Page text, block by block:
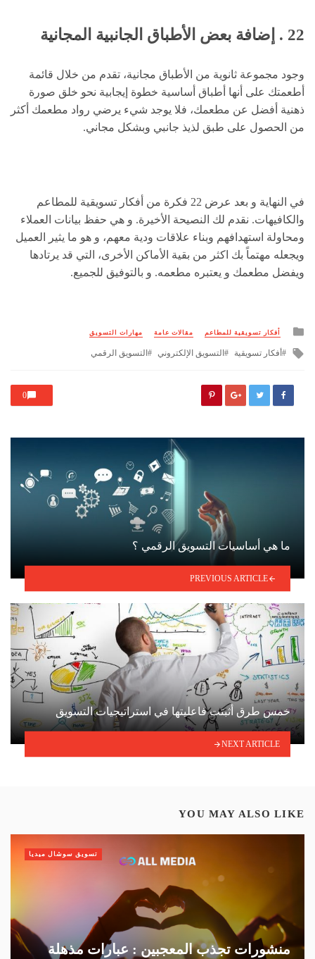
22 . إضافة بعض الأطباق الجانبية المجانية
وجود مجموعة ثانوية من الأطباق مجانية، تقدم من خلال قائمة
أطعمتك على أنها أطباق أساسية خطوة إيجابية نحو خلق صورة
ذهنية أفضل عن مطعمك، فلا يوجد شيء يرضي رواد مطعمك أكثر
من الحصول على طبق لذيذ جانبي وبشكل مجاني.
في النهاية و بعد عرض 22 فكرة من أفكار تسويقية للمطاعم
والكافيهات. نقدم لك النصيحة الأخيرة. و هي حفظ بيانات العملاء
ومحاولة استهدافهم وبناء علاقات ودية معهم، و هو ما يثير العميل
ويجعله مهتماً بك اكثر من بقية الأماكن الأخرى، التي قد يرتادها
ويفضل مطعمك و يعتبره مطعمه. و بالتوفيق للجميع.
Posted
أفكار تسويقية للمطاعم مقالات عامة مهارات التسويق
Tagged
أفكار تسويقية التسويق الإلكتروني التسويق الرقمي
0
ما هي أساسيات التسويق الرقمي ؟
PREVIOUS ARTICLE
خمس طرق أثبتت فاعليتها في استراتيجيات التسويق
NEXT ARTICLE
YOU MAY ALSO LIKE
منشورات تجذب المعجبين : عبارات مذهلة
تسويق سوشال ميديا